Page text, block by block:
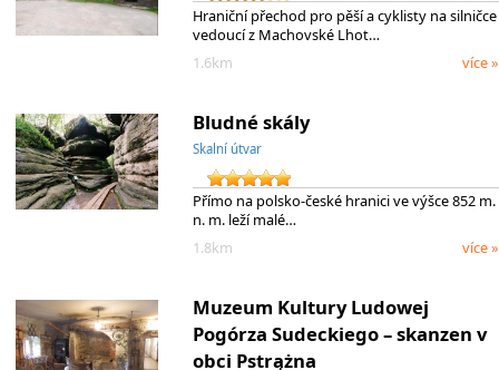
Hraniční přechod pro pěší a cyklisty na silničce
vedoucí z Machovské Lhot…
1.6km
více »
Bludné skály
Skalní útvar
Přímo na polsko-české hranici ve výšce 852 m.
n. m. leží malé…
1.8km
více »
Muzeum Kultury Ludowej
Pogórza Sudeckiego – skanzen v
obci Pstrążna